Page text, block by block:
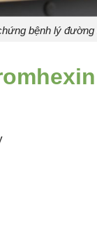
bệnh lý đường